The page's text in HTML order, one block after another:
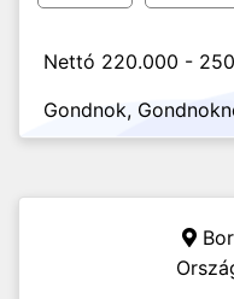
Nettó 220.000 -
Gondnok,